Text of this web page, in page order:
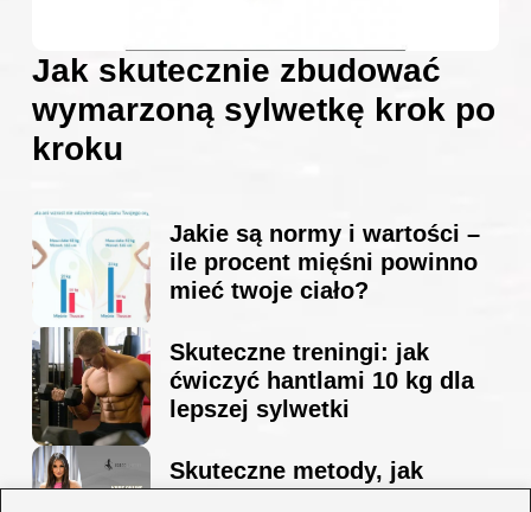
Jak skutecznie zbudować
wymarzoną sylwetkę krok po
kroku
Jakie są normy i wartości –
ile procent mięśni powinno
mieć twoje ciało?
Skuteczne treningi: jak
ćwiczyć hantlami 10 kg dla
lepszej sylwetki
Skuteczne metody, jak